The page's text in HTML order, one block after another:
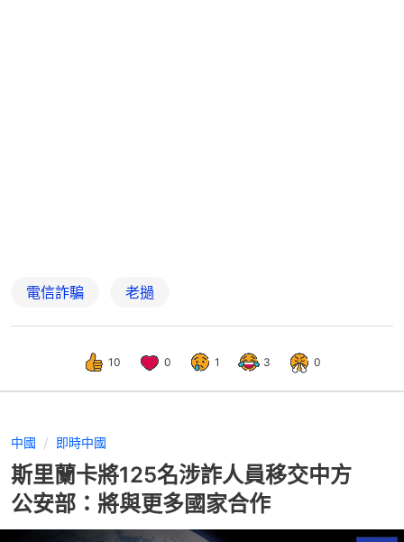
電信詐騙 老撾
10 0 1 3 0
中國 即時中國
斯里蘭卡將125名涉詐人員移交中方
公安部：將與更多國家合作